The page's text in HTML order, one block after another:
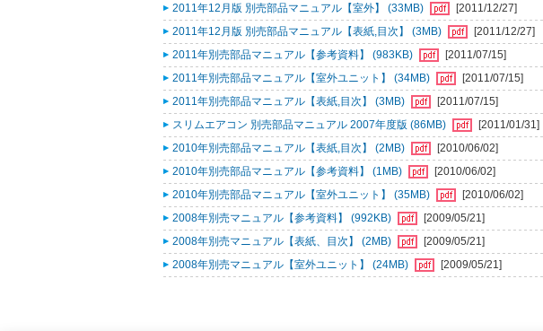
2011年12月版 別売部品マニュアル【室外】 (33MB)
[2011/12/27]
2011年12月版 別売部品マニュアル【表紙,目次】 (3MB)
[2011/12/27]
2011年別売部品マニュアル【参考資料】 (983KB)
[2011/07/15]
2011年別売部品マニュアル【室外ユニット】 (34MB)
[2011/07/15]
2011年別売部品マニュアル【表紙,目次】 (3MB)
[2011/07/15]
スリムエアコン 別売部品マニュアル 2007年度版 (86MB)
[2011/01/31]
2010年別売部品マニュアル【表紙,目次】 (2MB)
[2010/06/02]
2010年別売部品マニュアル【参考資料】 (1MB)
[2010/06/02]
2010年別売部品マニュアル【室外ユニット】 (35MB)
[2010/06/02]
2008年別売マニュアル【参考資料】 (992KB)
[2009/05/21]
2008年別売マニュアル【表紙、目次】 (2MB)
[2009/05/21]
2008年別売マニュアル【室外ユニット】 (24MB)
[2009/05/21]